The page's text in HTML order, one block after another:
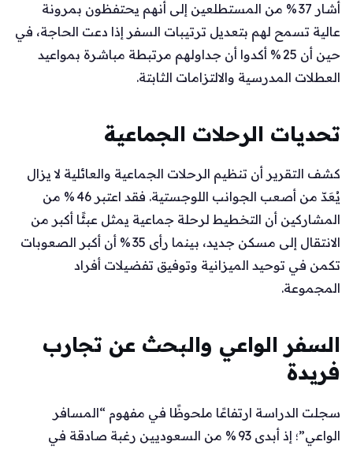
أشار 37 % من المستطلعين إلى أنهم يحتفظون بمرونة
عالية تسمح لهم بتعديل ترتيبات السفر إذا دعت الحاجة، في
حين أن 25 % أكدوا أن جداولهم مرتبطة مباشرة بمواعيد
العطلات المدرسية والالتزامات الثابتة.
تحديات الرحلات الجماعية
كشف التقرير أن تنظيم الرحلات الجماعية والعائلية لا يزال
يُعَدّ من أصعب الجوانب اللوجستية. فقد اعتبر 46 % من
المشاركين أن التخطيط لرحلة جماعية يمثل عبئًا أكبر من
الانتقال إلى مسكن جديد، بينما رأى 35 % أن أكبر الصعوبات
تكمن في توحيد الميزانية وتوفيق تفضيلات أفراد
المجموعة.
السفر الواعي والبحث عن تجارب
فريدة
سجلت الدراسة ارتفاعًا ملحوظًا في مفهوم “المسافر
الواعي”؛ إذ أبدى 93 % من السعوديين رغبة صادقة في